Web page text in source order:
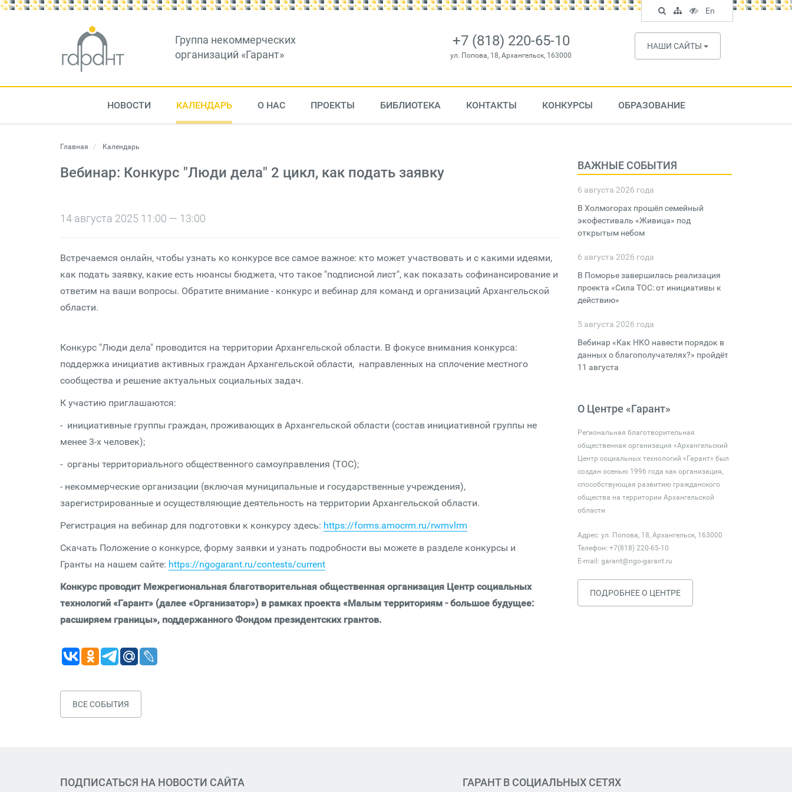
Группа некоммерческих
организаций «Гарант»
+7 (818) 220-65-10
ул. Попова, 18, Архангельск, 163000
НАШИ САЙТЫ
НОВОСТИ КАЛЕНДАРЬ О НАС ПРОЕКТЫ БИБЛИОТЕКА КОНТАКТЫ КОНКУРСЫ ОБРАЗОВАНИЕ
Главная Календарь
Вебинар: Конкурс "Люди дела" 2 цикл, как подать заявку
14 августа 2025 11:00 — 13:00
Встречаемся онлайн, чтобы узнать ко конкурсе все самое важное: кто может участвовать и с какими идеями,
как подать заявку, какие есть нюансы бюджета, что такое "подписной лист", как показать софинансирование и
ответим на ваши вопросы. Обратите внимание - конкурс и вебинар для команд и организаций Архангельской
области.
Конкурс "Люди дела" проводится на территории Архангельской области. В фокусе внимания конкурса:
поддержка инициатив активных граждан Архангельской области, направленных на сплочение местного
сообщества и решение актуальных социальных задач.
К участию приглашаются:
- инициативные группы граждан, проживающих в Архангельской области (состав инициативной группы не
менее 3-х человек);
- органы территориального общественного самоуправления (ТОС);
- некоммерческие организации (включая муниципальные и государственные учреждения),
зарегистрированные и осуществляющие деятельность на территории Архангельской области.
Регистрация на вебинар для подготовки к конкурсу здесь: https://forms.amocrm.ru/rwmvlrm
Скачать Положение о конкурсе, форму заявки и узнать подробности вы можете в разделе конкурсы и
Гранты на нашем сайте: https://ngogarant.ru/contests/current
Конкурс проводит Межрегиональная благотворительная общественная организация Центр социальных
технологий «Гарант» (далее «Организатор») в рамках проекта «Малым территориям - большое будущее:
расширяем границы», поддержанного Фондом президентских грантов.
ВСЕ СОБЫТИЯ
ВАЖНЫЕ СОБЫТИЯ
6 августа 2026 года
В Холмогорах прошёл семейный
экофестиваль «Живица» под
открытым небом
6 августа 2026 года
В Поморье завершилась реализация
проекта «Сила ТОС: от инициативы к
действию»
5 августа 2026 года
Вебинар «Как НКО навести порядок в
данных о благополучателях?» пройдёт
11 августа
О Центре «Гарант»
Региональная благотворительная
общественная организация «Архангельский
Центр социальных технологий «Гарант» был
создан осенью 1996 года как организация,
способствующая развитию гражданского
общества на территории Архангельской
области
Адрес: ул. Попова, 18, Архангельск, 163000
Телефон: +7(818) 220-65-10
E-mail: garant@ngo-garant.ru
ПОДРОБНЕЕ О ЦЕНТРЕ
ПОДПИСАТЬСЯ НА НОВОСТИ САЙТА ГАРАНТ В СОЦИАЛЬНЫХ СЕТЯХ
Поиск
по
сайту
Карта
сайта
Версия
для
слабовидящих
En
English